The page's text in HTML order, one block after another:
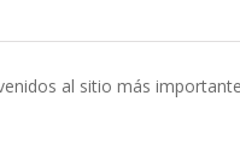
al sitio más